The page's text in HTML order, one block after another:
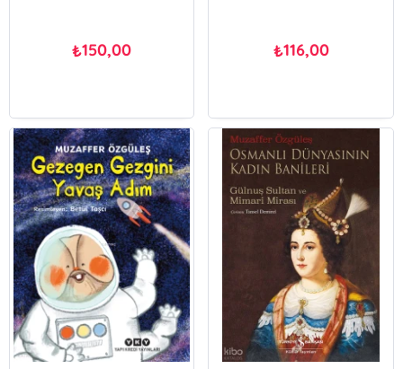
₺150,00 ₺116,00